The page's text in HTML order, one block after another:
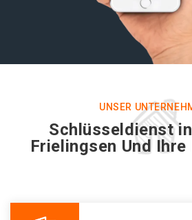
UNSER
Schlüsseldienst
Frielingsen Und